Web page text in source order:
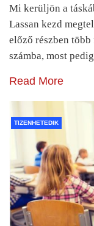
Mi kerüljön a
Lassan kezd
előző részben
számba, most
Read More
TIZENHETEDIK